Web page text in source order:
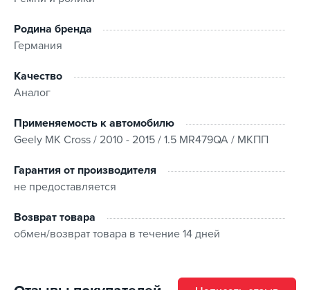
Родина бренда
Германия
Качество
Аналог
Применяемость к автомобилю
Geely MK Cross / 2010 - 2015 / 1.5 MR479QA / МКПП
Гарантия от производителя
не предоставляется
Возврат товара
обмен/возврат товара в течение 14 дней